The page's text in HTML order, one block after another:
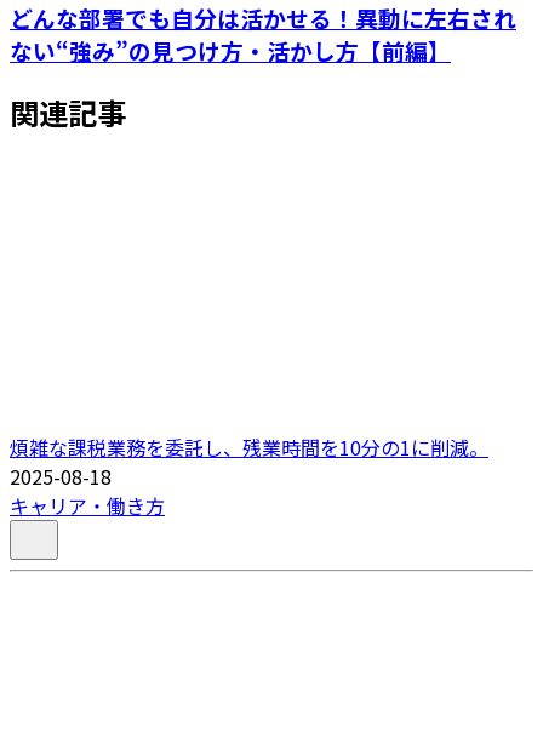
どんな部署でも自分は活かせる！異動に左右され
ない“強み”の見つけ方・活かし方【前編】
関連記事
煩雑な課税業務を委託し、残業時間を10分の1に削減。
2025-08-18
キャリア・働き方